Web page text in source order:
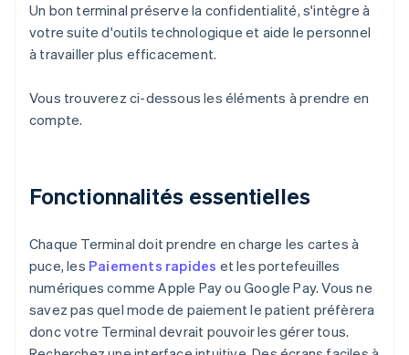
Un bon terminal préserve la confidentialité, s'intègre à
votre suite d'outils technologique et aide le personnel
à travailler plus efficacement.
Vous trouverez ci-dessous les éléments à prendre en
compte.
Fonctionnalités essentielles
Chaque Terminal doit prendre en charge les cartes à
puce, les Paiements rapides et les portefeuilles
numériques comme Apple Pay ou Google Pay. Vous ne
savez pas quel mode de paiement le patient préfèrera
donc votre Terminal devrait pouvoir les gérer tous.